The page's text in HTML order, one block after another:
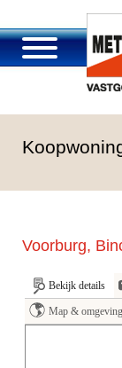
Portfolio
Voorburg,
Bekijk details
Map & omgeving